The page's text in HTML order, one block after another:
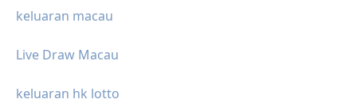
keluaran macau
Live Draw Macau
keluaran hk lotto